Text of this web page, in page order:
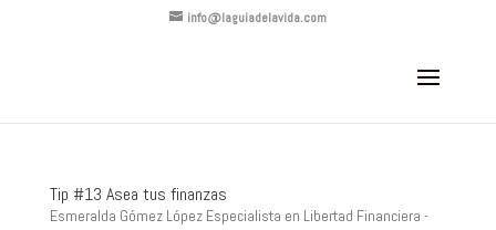
info@laguiadelavida.com
Tip #13 Asea tus finanzas
Esmeralda Gómez López Especialista en Libertad Financiera -